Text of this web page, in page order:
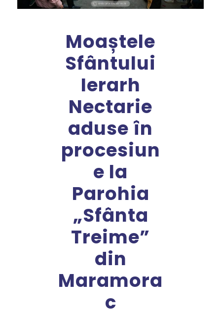
Moaștele
Sfântului
Ierarh
Nectarie
aduse în
procesiun
e la
Parohia
„Sfânta
Treime”
din
Maramora
c